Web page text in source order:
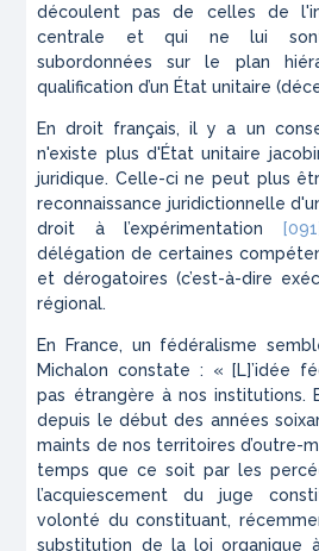
découlent pas de celles de
centrale et qui ne lui
subordonnées sur le plan
qualification d’un État unitaire
En droit français, il y a un
n'existe plus d'État unitaire
juridique. Celle-ci ne peut plus
reconnaissance juridictionnelle
droit à l’expérimentation
[091]
délégation de certaines
et dérogatoires (c’est-à-dire
régional.
En France, un fédéralisme
Michalon constate : « [L]’idée
pas étrangère à nos institutions.
depuis le début des années
maints de nos territoires d’outre-
temps que ce soit par les
l’acquiescement du juge
volonté du constituant,
substitution de la loi organique